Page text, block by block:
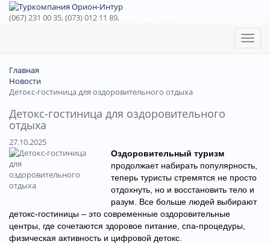
(067) 231 00 35, (073) 012 11 89,
Toggle
Главная
Новости
Детокс-гостиница для оздоровительного отдыха
Детокс-гостиница для оздоровительного
отдыха
27.10.2025
Оздоровительный туризм
продолжает набирать популярность,
теперь туристы стремятся не просто
отдохнуть, но и восстановить тело и
разум. Все больше людей выбирают
детокс-гостиницы – это современные оздоровительные
центры, где сочетаются здоровое питание, спа-процедуры,
физическая активность и цифровой детокс.